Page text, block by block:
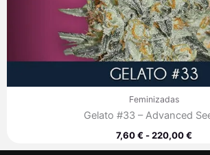
Feminizadas
Gelato #33 – Advanced
7,60€ - 220,00€